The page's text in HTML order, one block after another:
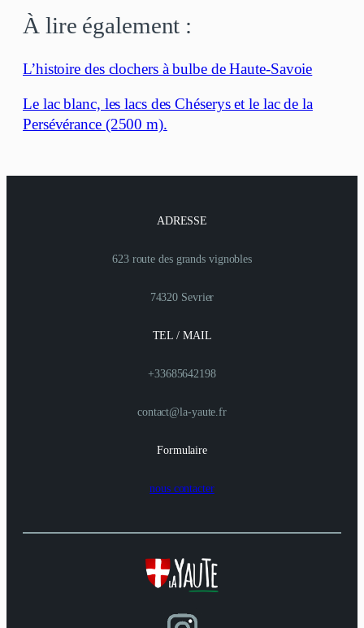
À lire également :
L’histoire des clochers à bulbe de Haute-Savoie
Le lac blanc, les lacs des Chéserys et le lac de la
Persévérance (2500 m).
ADRESSE
623 route des grands vignobles
74320 Sevrier
TEL / MAIL
+33685642198
contact@la-yaute.fr
Formulaire
nous contacter